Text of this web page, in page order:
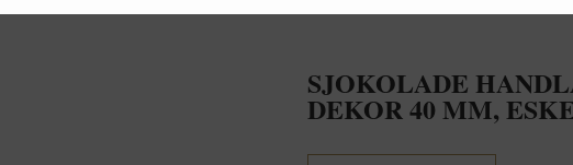
SJOKOLADE
DEKOR 40 MM,